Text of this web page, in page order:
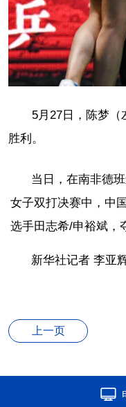
5月27日，陈梦（
胜利。
当日，在南非德
女子双打决赛中，中
选手田志希/申裕斌，
新华社记者 李亚
上一页